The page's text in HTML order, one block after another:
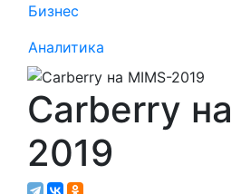
Бизнес
Аналитика
Carberry
2019